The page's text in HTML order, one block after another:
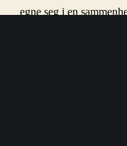
egne seg i en